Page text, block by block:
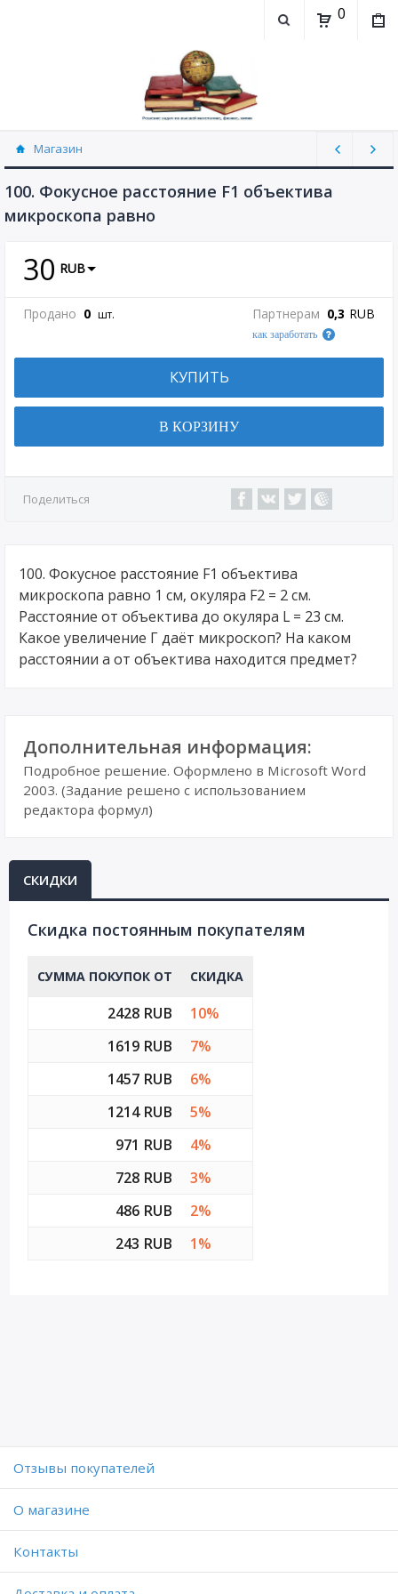
0
Магазин
Физика, химия (рассылаю Doc+PDF) (8689)
100. Фокусное расстояние F1 объектива
микроскопа равно
30 RUB
Продано 0 шт. Партнерам 0,3 RUB
как заработать
КУПИТЬ
В КОРЗИНУ
Поделиться
100. Фокусное расстояние F1 объектива
микроскопа равно 1 см, окуляра F2 = 2 см.
Расстояние от объектива до окуляра L = 23 см.
Какое увеличение Г даёт микроскоп? На каком
расстоянии а от объектива находится предмет?
Дополнительная информация:
Подробное решение. Оформлено в Microsoft Word
2003. (Задание решено с использованием
редактора формул)
СКИДКИ
Cкидка постоянным покупателям
СУММА ПОКУПОК ОТ СКИДКА
2428 RUB
10%
1619 RUB
7%
1457 RUB
6%
1214 RUB
5%
971 RUB
4%
728 RUB
3%
486 RUB
2%
243 RUB
1%
Отзывы покупателей
O магазине
Контакты